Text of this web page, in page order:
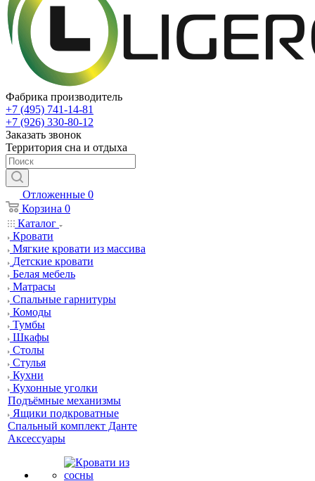
Фабрика производитель
+7 (495) 741-14-81
+7 (926) 330-80-12
Заказать звонок
Территория сна и отдыха
Отложенные 0
Корзина 0
Каталог
Кровати
Мягкие кровати из массива
Детские кровати
Белая мебель
Матрасы
Спальные гарнитуры
Комоды
Тумбы
Шкафы
Столы
Стулья
Кухни
Кухонные уголки
Подъёмные механизмы
Ящики подкроватные
Спальный комплект Данте
Аксессуары